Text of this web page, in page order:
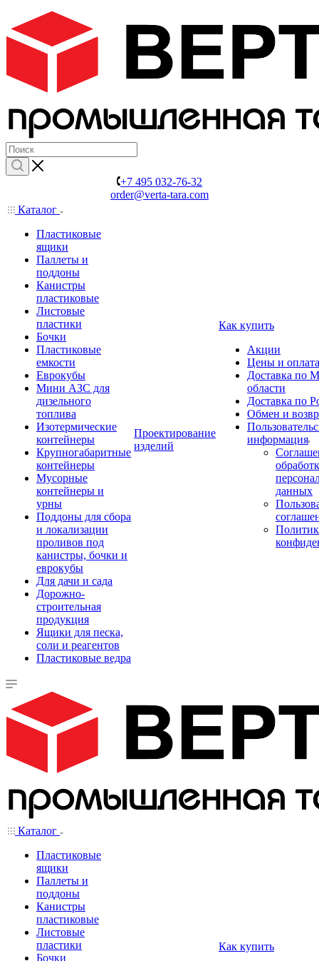
+7 495 032-76-32
order@verta-tara.com
Каталог
Пластиковые
ящики
Паллеты и
поддоны
Канистры
пластиковые
Листовые
пластики
Бочки
Пластиковые
емкости
Еврокубы
Мини АЗС для
дизельного
топлива
Изотермические
контейнеры
Крупногабаритные
контейнеры
Мусорные
контейнеры и
урны
Поддоны для сбора
и локализации
проливов под
канистры, бочки и
еврокубы
Для дачи и сада
Дорожно-
строительная
продукция
Ящики для песка,
соли и реагентов
Пластиковые ведра
Проектирование
изделий
Как купить
Акции
Цены и оплата
Доставка по
области
Доставка по
Обмен и
информация
данных
Каталог
Пластиковые
ящики
Паллеты и
поддоны
Канистры
пластиковые
Листовые
пластики
Бочки
Как купить